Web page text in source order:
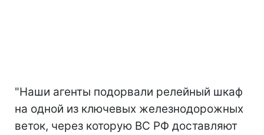
"Наши агенты подорвали релейный шкаф
на одной из ключевых железнодорожных
веток, через которую ВС РФ доставляют